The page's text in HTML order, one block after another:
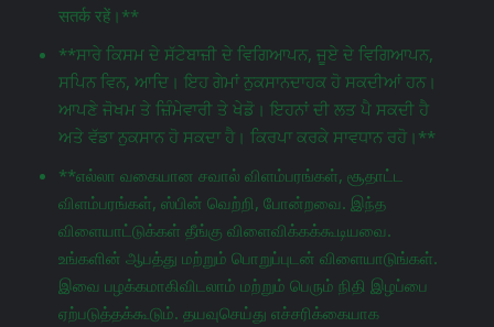
सतर्क रहें।**
**ਸਾਰੇ ਕਿਸਮ ਦੇ ਸੱਟੇਬਾਜ਼ੀ ਦੇ ਵਿਗਿਆਪਨ, ਜੂਏ ਦੇ ਵਿਗਿਆਪਨ,
ਸਪਿਨ ਵਿਨ, ਆਦਿ। ਇਹ ਗੇਮਾਂ ਨੁਕਸਾਨਦਾਹਕ ਹੋ ਸਕਦੀਆਂ ਹਨ।
ਆਪਣੇ ਜੋਖਮ ਤੇ ਜ਼ਿੰਮੇਵਾਰੀ ਤੇ ਖੇਡੋ। ਇਹਨਾਂ ਦੀ ਲਤ ਪੈ ਸਕਦੀ ਹੈ
ਅਤੇ ਵੱਡਾ ਨੁਕਸਾਨ ਹੋ ਸਕਦਾ ਹੈ। ਕਿਰਪਾ ਕਰਕੇ ਸਾਵਧਾਨ ਰਹੋ।**
**எல்லா வகையான சவால் விளம்பரங்கள், சூதாட்ட
விளம்பரங்கள், ஸ்பின் வெற்றி, போன்றவை. இந்த
விளையாட்டுக்கள் தீங்கு விளைவிக்கக்கூடியவை.
உங்களின் ஆபத்து மற்றும் பொறுப்புடன் விளையாடுங்கள்.
இவை பழக்கமாகிவிடலாம் மற்றும் பெரும் நிதி இழப்பை
ஏற்படுத்தக்கூடும். தயவுசெய்து எச்சரிக்கையாக